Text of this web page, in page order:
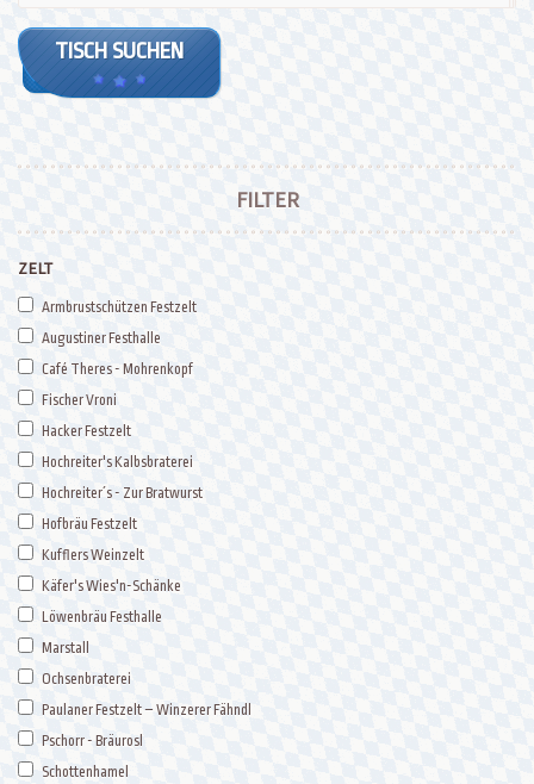
TISCH SUCHEN
FILTER
ZELT
Armbrustschützen Festzelt
Augustiner Festhalle
Café Theres - Mohrenkopf
Fischer Vroni
Hacker Festzelt
Hochreiter's Kalbsbraterei
Hochreiter´s - Zur Bratwurst
Hofbräu Festzelt
Kufflers Weinzelt
Käfer's Wies'n-Schänke
Löwenbräu Festhalle
Marstall
Ochsenbraterei
Paulaner Festzelt – Winzerer Fähndl
Pschorr - Bräurosl
Schottenhamel